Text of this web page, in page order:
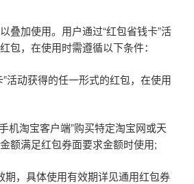
叠加使用。用户通过“红包省钱卡”活
包，在使用时需遵循以下条件：
活动获得的任一形式的红包，在使用
机淘宝客户端”购买特定淘宝网或天
额满足红包券面要求金额时使用;
期，具体使用有效期详见通用红包券